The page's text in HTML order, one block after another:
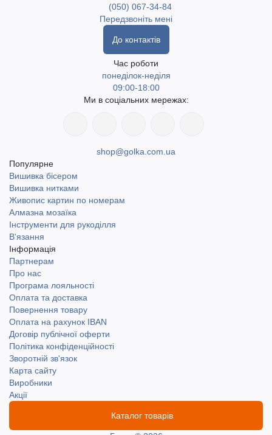
(050) 067-34-84
Передзвоніть мені
До контактів
Час роботи
понеділок-неділя
09:00-18:00
Ми в соціальних мережах:
shop@golka.com.ua
Популярне
Вишивка бісером
Вишивка нитками
Живопис картин по номерам
Алмазна мозаїка
Інструменти для рукоділля
В'язання
Інформація
Партнерам
Про нас
Програма лояльності
Оплата та доставка
Повернення товару
Оплата на рахунок IBAN
Договір публічної оферти
Політика конфіденційності
Зворотній зв'язок
Карта сайту
Виробники
Акції
Каталог товарів